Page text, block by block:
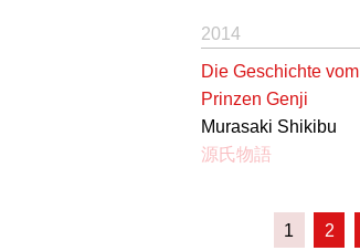
2014
Die Geschichte vom
Prinzen Genji
Murasaki Shikibu
源氏物語
1 2